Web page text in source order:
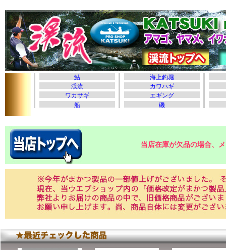
当店在庫が欠品の場合、